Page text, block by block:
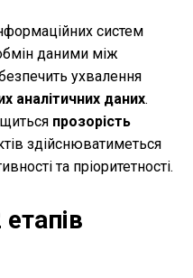
систем
даними між
ухвалення
аналітичних даних.
прозорість
здійснюватиметься
та пріоритетності.